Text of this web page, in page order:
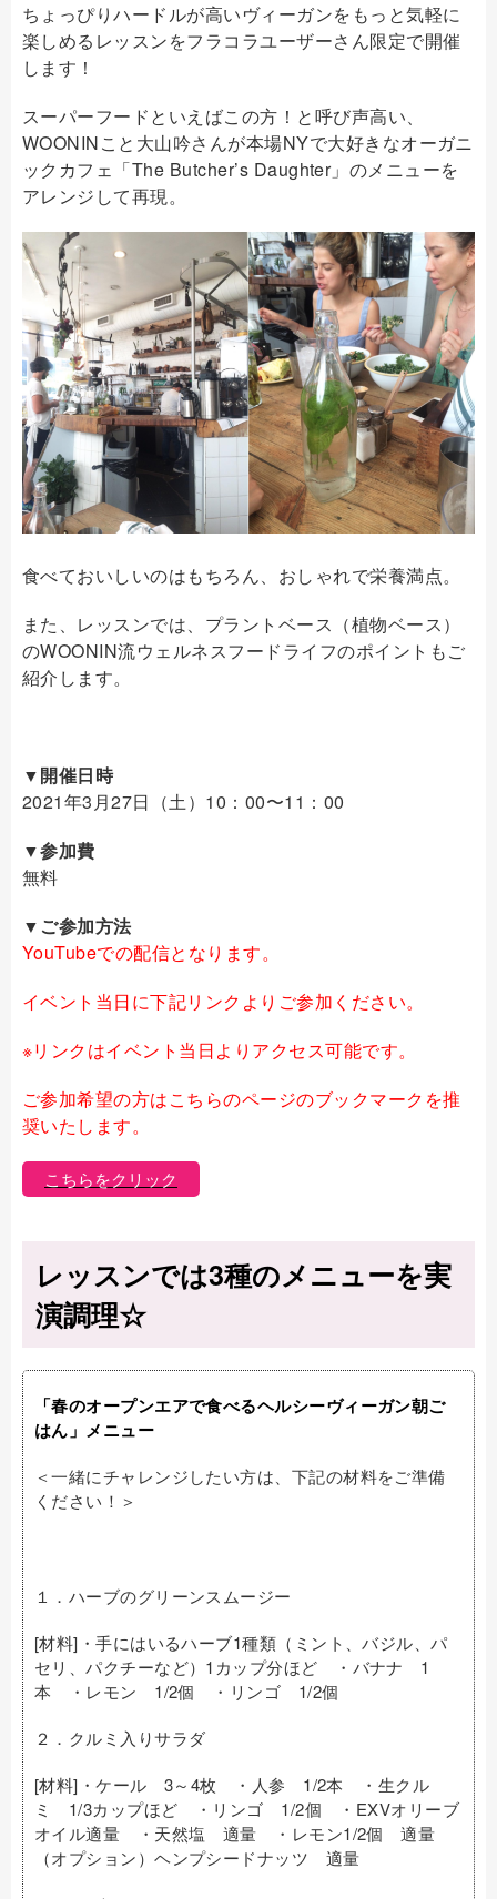
ちょっぴりハードルが高いヴィーガンをもっと気軽に
楽しめるレッスンをフラコラユーザーさん限定で開催
します！
スーパーフードといえばこの方！と呼び声高い、
WOONINこと大山吟さんが本場NYで大好きなオーガニ
ックカフェ「The Butcher’s Daughter」のメニューを
アレンジして再現。
食べておいしいのはもちろん、おしゃれで栄養満点。
また、レッスンでは、プラントベース（植物ベース）
のWOONIN流ウェルネスフードライフのポイントもご
紹介します。
▼開催日時
2021年3月27日（土）10：00〜11：00
▼参加費
無料
▼ご参加方法
YouTubeでの配信となります。
イベント当日に下記リンクよりご参加ください。
※リンクはイベント当日よりアクセス可能です。
ご参加希望の方はこちらのページのブックマークを推
奨いたします。
こちらをクリック
レッスンでは3種のメニューを実
演調理☆
「春のオープンエアで食べるヘルシーヴィーガン朝ご
はん」メニュー
＜一緒にチャレンジしたい方は、下記の材料をご準備
ください！＞
１．ハーブのグリーンスムージー
[材料]・手にはいるハーブ1種類（ミント、バジル、パ
セリ、パクチーなど）1カップ分ほど ・バナナ 1
本 ・レモン 1/2個 ・リンゴ 1/2個
２．クルミ入りサラダ
[材料]・ケール 3～4枚 ・人参 1/2本 ・生クル
ミ 1/3カップほど ・リンゴ 1/2個 ・EXVオリーブ
オイル適量 ・天然塩 適量 ・レモン1/2個 適量
（オプション）ヘンプシードナッツ 適量